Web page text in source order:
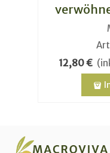
12,80 €